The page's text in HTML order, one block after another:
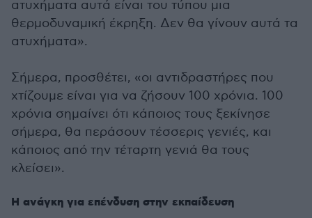
ατυχήματα αυτά είναι του τύπου μια
θερμοδυναμική έκρηξη. Δεν θα γίνουν αυτά τα
ατυχήματα».
Σήμερα, προσθέτει, «οι αντιδραστήρες που
χτίζουμε είναι για να ζήσουν 100 χρόνια. 100
χρόνια σημαίνει ότι κάποιος τους ξεκίνησε
σήμερα, θα περάσουν τέσσερις γενιές, και
κάποιος από την τέταρτη γενιά θα τους
κλείσει».
Η ανάγκη για επένδυση στην εκπαίδευση